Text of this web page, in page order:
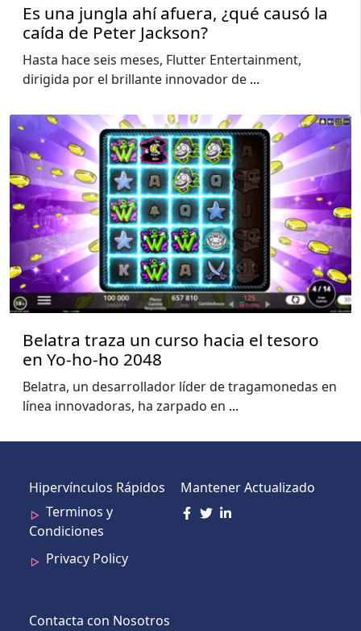
Es una jungla ahí afuera, ¿qué causó la
caída de Peter Jackson?
Hasta hace seis meses, Flutter Entertainment,
dirigida por el brillante innovador de ...
Belatra traza un curso hacia el tesoro
en Yo-ho-ho 2048
Belatra, un desarrollador líder de tragamonedas en
línea innovadoras, ha zarpado en ...
Hipervínculos Rápidos
Terminos y
Condiciones
Privacy Policy
Mantener Actualizado
Contacta con Nosotros